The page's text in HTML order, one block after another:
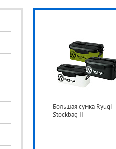
Большая сумка Ryugi
Stockbag II